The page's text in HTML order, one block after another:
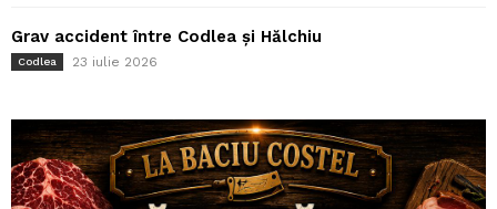
Grav accident între Codlea și Hălchiu
Codlea 23 iulie 2026